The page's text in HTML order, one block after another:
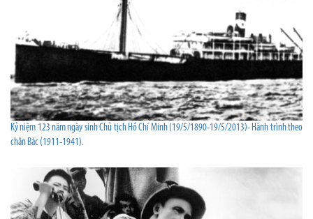
Kỷ niệm 123 năm ngày sinh Chủ tịch Hồ Chí Minh (19/5/1890-19/5/2013)- Hành trình theo
chân Bác (1911-1941).